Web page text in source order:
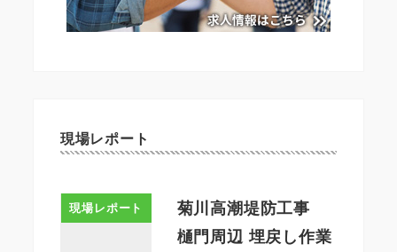
現場レポート
現場レポート
菊川高潮堤防工事
樋門周辺 埋戻し作業